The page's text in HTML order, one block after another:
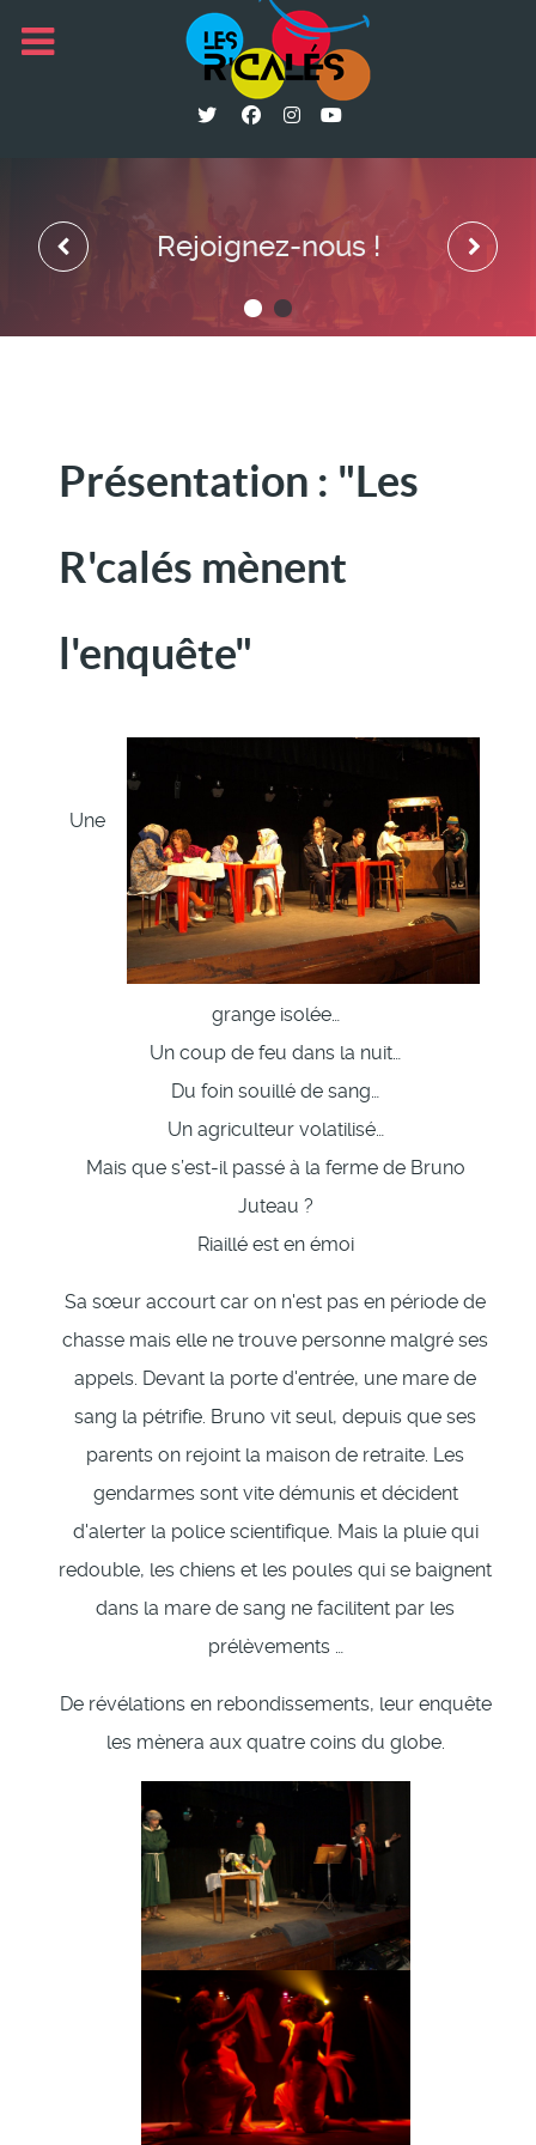
Rejoignez-nous !
Présentation : "Les
R'calés mènent
l'enquête"
Une
grange isolée…
Un coup de feu dans la nuit…
Du foin souillé de sang…
Un agriculteur volatilisé…
Mais que s’est-il passé à la ferme de Bruno
Juteau ?
Riaillé est en émoi
Sa sœur accourt car on n'est pas en période de
chasse mais elle ne trouve personne malgré ses
appels. Devant la porte d'entrée, une mare de
sang la pétrifie. Bruno vit seul, depuis que ses
parents on rejoint la maison de retraite. Les
gendarmes sont vite démunis et décident
d'alerter la police scientifique. Mais la pluie qui
redouble, les chiens et les poules qui se baignent
dans la mare de sang ne facilitent par les
prélèvements …
De révélations en rebondissements, leur enquête
les mènera aux quatre coins du globe.